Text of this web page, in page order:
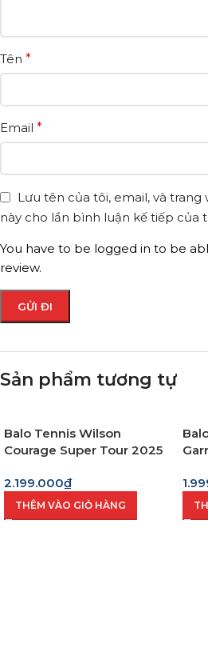
Tên *
Email *
Lưu tên của tôi, email, và
này cho lần bình luận kế tiếp của
You have to be logged in to be
review.
Sản phẩm tương tự
Balo Tennis Wilson
Courage Super Tour 2025
2.199.000₫
THÊM VÀO GIỎ HÀNG